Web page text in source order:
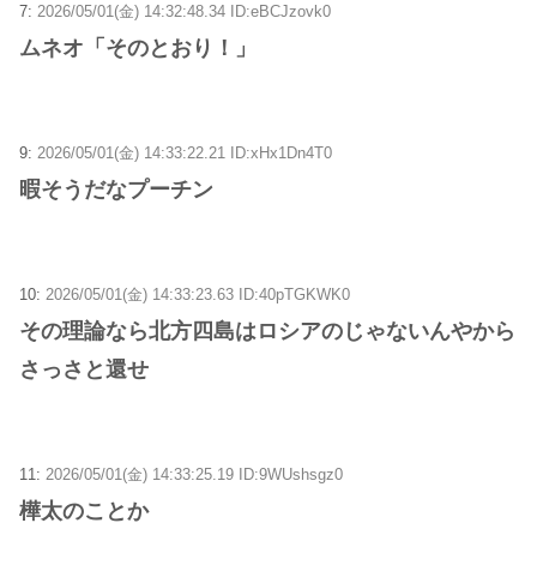
7: 2026/05/01(金) 14:32:48.34 ID:eBCJzovk0
ムネオ「そのとおり！」
9: 2026/05/01(金) 14:33:22.21 ID:xHx1Dn4T0
暇そうだなプーチン
10: 2026/05/01(金) 14:33:23.63 ID:40pTGKWK0
その理論なら北方四島はロシアのじゃないんやから
さっさと還せ
11: 2026/05/01(金) 14:33:25.19 ID:9WUshsgz0
樺太のことか